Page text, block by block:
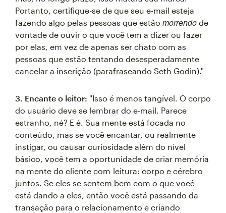
Portanto, certifique-se de que seu e-mail esteja
fazendo algo pelas pessoas que estão morrendo de
vontade de ouvir o que você tem a dizer ou fazer
por elas, em vez de apenas ser chato com as
pessoas que estão tentando desesperadamente
cancelar a inscrição (parafraseando Seth Godin)."
3. Encante o leitor: "Isso é menos tangível. O corpo
do usuário deve se lembrar do e-mail. Parece
estranho, né? E é. Sua mente está focada no
conteúdo, mas se você encantar, ou realmente
instigar, ou causar curiosidade além do nível
básico, você tem a oportunidade de criar memória
na mente do cliente com leitura: corpo e cérebro
juntos. Se eles se sentem bem com o que você
está dando a eles, então você está passando da
transação para o relacionamento e criando